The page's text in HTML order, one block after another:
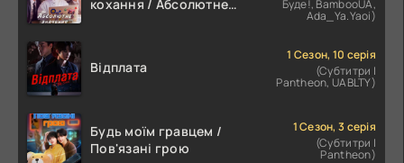
кохання / Абсолютне
Буде!, BambooUA,
Ada_Ya.Yaoi)
Відплата
1 Сезон, 10 серія
(Субтитри |
Pantheon, UABLTY)
Будь моїм гравцем /
Пов'язані грою
1 Сезон, 3 серія
(Субтитри |
Pantheon)